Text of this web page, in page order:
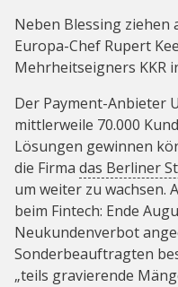
Neben Blessing ziehen
Europa-Chef Rupert
Mehrheitseigners KKR
Der Payment-Anbieter
mittlerweile 70.000
Lösungen gewinnen
die Firma das Berliner
um weiter zu wachsen.
beim Fintech: Ende
Neukundenverbot
Sonderbeauftragten
„teils gravierende